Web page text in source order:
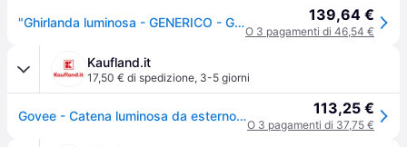
"Ghirlanda luminosa - GENERICO - Govee - Connessa - 15 m - 15 LED multicolori" 139,64 €
O 3 pagamenti di 46,54 €
Kaufland.it
17,50 € di spedizione, 3-5 giorni
Govee - Catena luminosa da esterno con lampadine trasparenti 113,25 €
O 3 pagamenti di 37,75 €